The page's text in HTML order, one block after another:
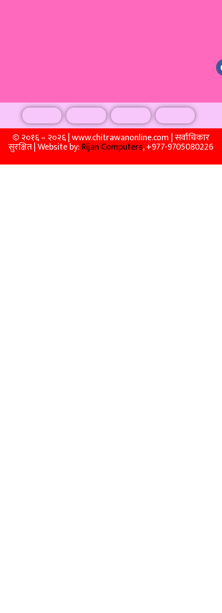
© २०१६ – २०२६ | www.chitrawanonline.com | सर्वाधिकार
सुरक्षित | Website by: Rijan Computers, +977-9705080226